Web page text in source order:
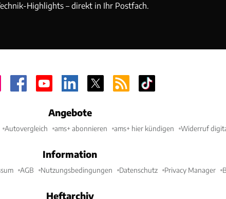
Highlights – direkt in Ihr Postfach.
Angebote
Autovergleich ams+ abonnieren ams+ hier kündigen Widerruf
Information
AGB Nutzungsbedingungen Datenschutz Privacy Manager
Heftarchiv